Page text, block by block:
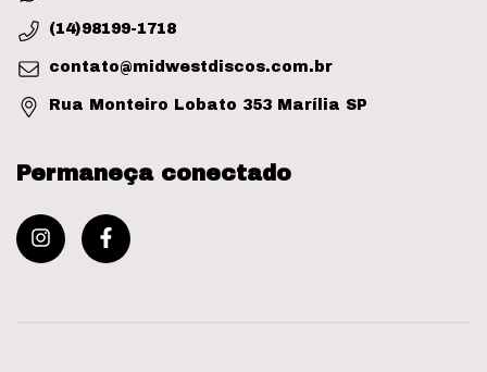
(14)98199-1718
contato@midwestdiscos.com.br
Rua Monteiro Lobato 353 Marília SP
Permaneça conectado